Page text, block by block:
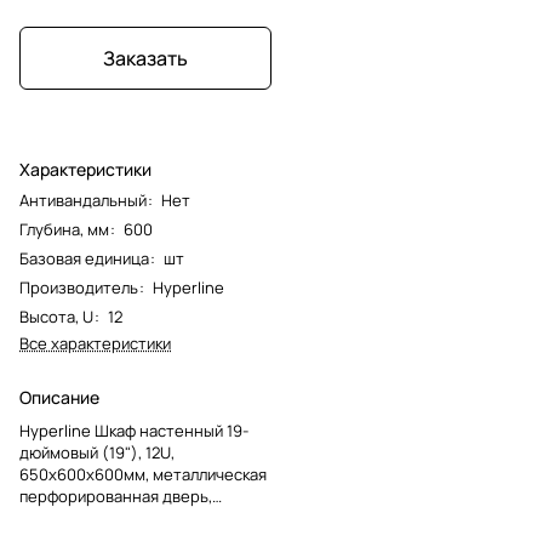
Заказать
Характеристики
Антивандальный: Нет
Глубина, мм: 600
Базовая единица: шт
Производитель: Hyperline
Высота, U: 12
Все характеристики
Описание
Hyperline Шкаф настенный 19-
дюймовый (19"), 12U,
650x600х600мм, металлическая
перфорированная дверь,